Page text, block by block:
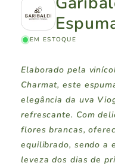
EM ESTOQUE
Elaborado pela
Charmat, este
elegância da uva
refrescante. Com
flores brancas,
equilibrado, sendo a
leveza dos dias de